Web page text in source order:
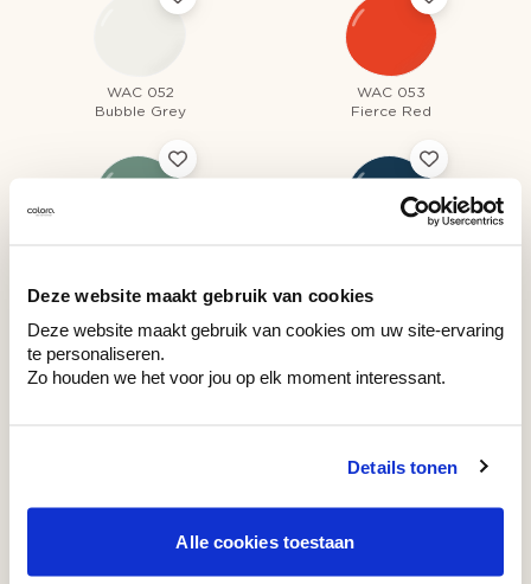
Deze website maakt gebruik van cookies
Deze website maakt gebruik van cookies om uw site-ervaring
te personaliseren.
Zo houden we het voor jou op elk moment interessant.
Details tonen
Alle cookies toestaan
WAC 052
Bubble Grey
WAC 053
Fierce Red
Artificial Yellow